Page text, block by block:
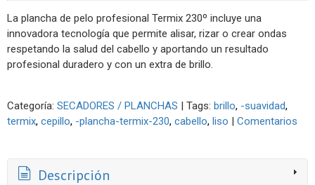
La plancha de pelo profesional Termix 230º incluye una
innovadora tecnología que permite alisar, rizar o crear ondas
respetando la salud del cabello y aportando un resultado
profesional duradero y con un extra de brillo.
Categoría: SECADORES / PLANCHAS | Tags: brillo -suavidad
termix cepillo -plancha-termix-230 cabello liso | Comentarios
Descripción